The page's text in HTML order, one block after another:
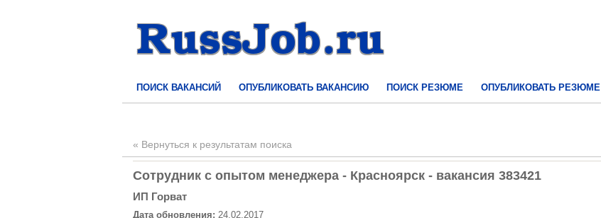
ПОИСК ВАКАНСИЙ ОПУБЛИКОВАТЬ ВАКАНСИЮ ПОИСК РЕЗЮМЕ ОПУБЛИКОВАТЬ РЕЗЮМЕ
« Вернуться к результатам поиска
Сотрудник с опытом менеджера - Красноярск - вакансия 383421
ИП Горват
Дата обновления: 24.02.2017